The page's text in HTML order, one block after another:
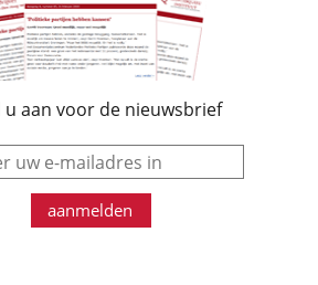
u aan voor de nieuwsbrief
e-mail
aanmelden